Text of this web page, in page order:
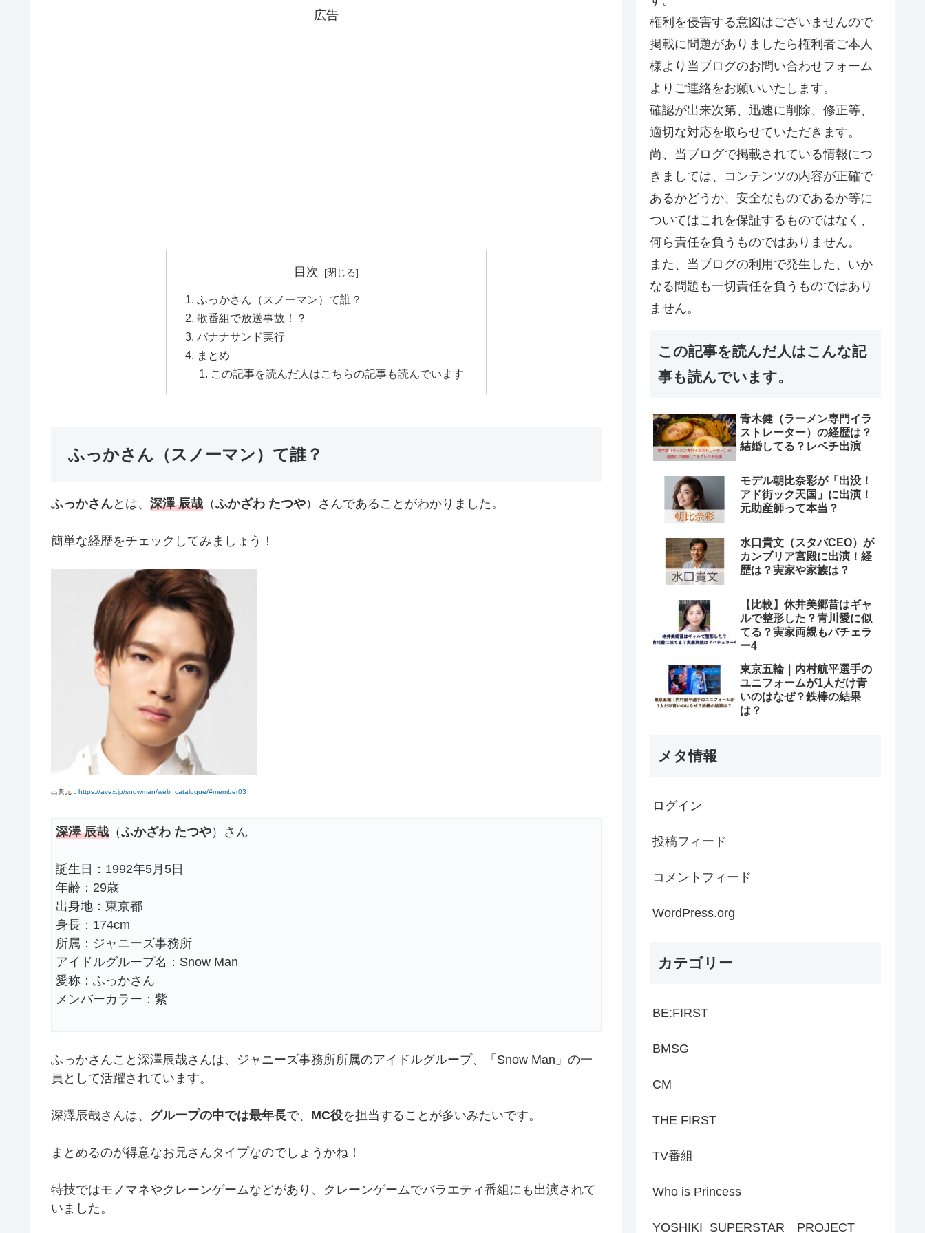
広告
目次
ふっかさん（スノーマン）て誰？
歌番組で放送事故！？
バナナサンド実行
まとめ
この記事を読んだ人はこちらの記事も読んでいます
ふっかさん（スノーマン）て誰？
ふっかさんとは、 深澤 辰哉 （ふかざわ たつや）さんであることがわかりました。
簡単な経歴をチェックしてみましょう！
出典元： https://avex.jp/snowman/web_catalogue/#member03
深澤 辰哉 （ふかざわ たつや）さん
誕生日：1992年5月5日
年齢：29歳
出身地：東京都
身長：174cm
所属：ジャニーズ事務所
アイドルグループ名：Snow Man
愛称：ふっかさん
メンバーカラー：紫
ふっかさんこと深澤辰哉さんは、ジャニーズ事務所所属のアイドルグループ、「Snow Man」の一
員として活躍されています。
深澤辰哉さんは、 グループの中では最年長で、 MC役を担当することが多いみたいです。
まとめるのが得意なお兄さんタイプなのでしょうかね！
特技ではモノマネやクレーンゲームなどがあり、クレーンゲームでバラエティ番組にも出演されて
いました。
権利を侵害する意図はございませんので
掲載に問題がありましたら権利者ご本人
様より当ブログのお問い合わせフォーム
よりご連絡をお願いいたします。
確認が出来次第、迅速に削除、修正等、
適切な対応を取らせていただきます。
尚、当ブログで掲載されている情報につ
きましては、コンテンツの内容が正確で
あるかどうか、安全なものであるか等に
ついてはこれを保証するものではなく、
何ら責任を負うものではありません。
また、当ブログの利用で発生した、いか
なる問題も一切責任を負うものではあり
ません。
この記事を読んだ人はこんな記
事も読んでいます。
青木健（ラーメン専門イラ
ストレーター）の経歴は？
結婚してる？レベチ出演
モデル朝比奈彩が「出没！
アド街ック天国」に出演！
元助産師って本当？
水口貴文（スタバCEO）が
カンブリア宮殿に出演！経
歴は？実家や家族は？
【比較】休井美郷昔はギャ
ルで整形した？青川愛に似
てる？実家両親もバチェラ
ー4
東京五輪｜内村航平選手の
ユニフォームが1人だけ青
いのはなぜ？鉄棒の結果
は？
メタ情報
ログイン
投稿フィード
コメントフィード
WordPress.org
カテゴリー
BE:FIRST
BMSG
CM
THE FIRST
TV番組
Who is Princess
YOSHIKI SUPERSTAR PROJECT